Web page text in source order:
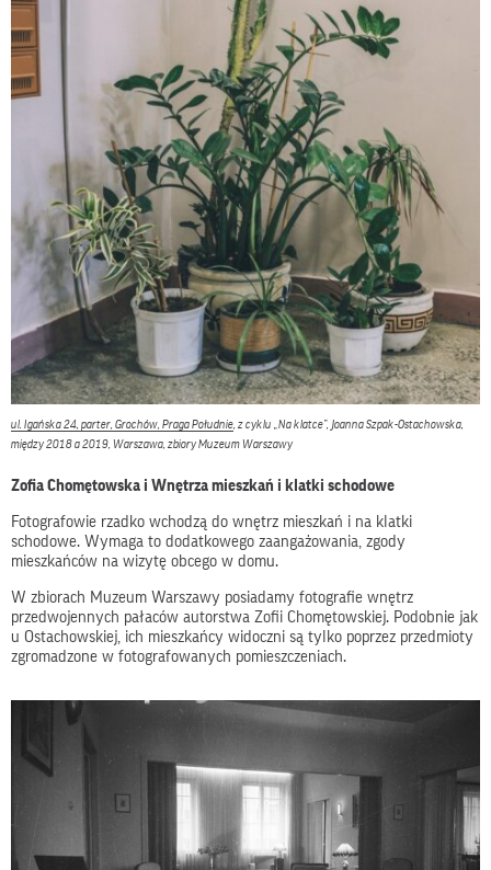
ul. Igańska 24, parter, Grochów, Praga Południe , z cyklu „Na klatce”, Joanna Szpak-Ostachowska,
między 2018 a 2019, Warszawa, zbiory Muzeum Warszawy
Zofia Chomętowska i Wnętrza mieszkań i klatki schodowe
Fotografowie rzadko wchodzą do wnętrz mieszkań i na klatki
schodowe. Wymaga to dodatkowego zaangażowania, zgody
mieszkańców na wizytę obcego w domu.
W zbiorach Muzeum Warszawy posiadamy fotografie wnętrz
przedwojennych pałaców autorstwa Zofii Chomętowskiej. Podobnie jak
u Ostachowskiej, ich mieszkańcy widoczni są tylko poprzez przedmioty
zgromadzone w fotografowanych pomieszczeniach.